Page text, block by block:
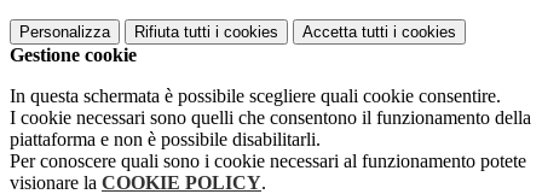
Personalizza Rifiuta tutti i cookies Accetta tutti i cookies
Gestione cookie
In questa schermata è possibile scegliere quali cookie consentire.
I cookie necessari sono quelli che consentono il funzionamento della
piattaforma e non è possibile disabilitarli.
Per conoscere quali sono i cookie necessari al funzionamento potete
visionare la COOKIE POLICY.